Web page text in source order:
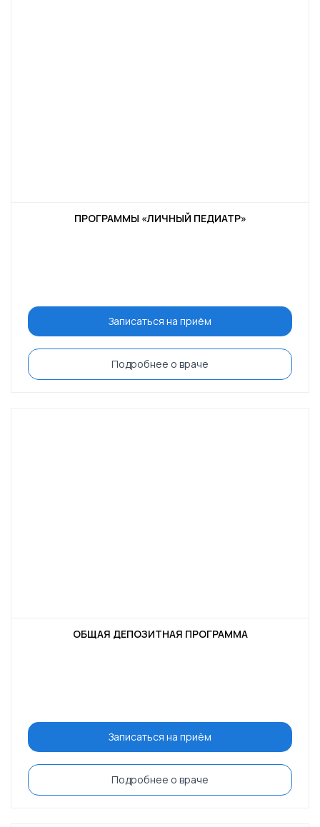
ПРОГРАММЫ «ЛИЧНЫЙ ПЕДИАТР»
Записаться на приём
Подробнее о враче
ОБЩАЯ ДЕПОЗИТНАЯ ПРОГРАММА
Записаться на приём
Подробнее о враче